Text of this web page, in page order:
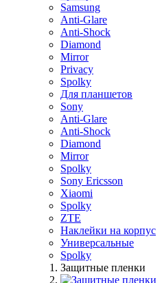
Samsung
Anti-Glare
Anti-Shock
Diamond
Mirror
Privacy
Spolky
Для планшетов
Sony
Anti-Glare
Anti-Shock
Diamond
Mirror
Spolky
Sony Ericsson
Xiaomi
Spolky
ZTE
Наклейки на корпус
Универсальные
Spolky
Защитные пленки